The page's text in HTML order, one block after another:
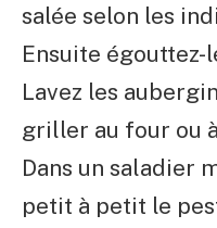
salée selon les
Ensuite égouttez-
Lavez les
griller au four ou
Dans un saladier
petit à petit le